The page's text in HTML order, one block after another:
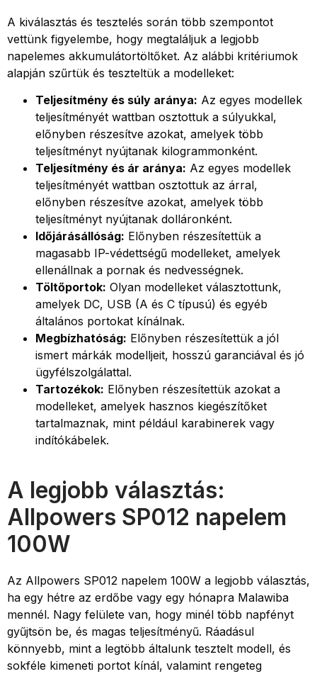
A kiválasztás és tesztelés során több szempontot
vettünk figyelembe, hogy megtaláljuk a legjobb
napelemes akkumulátortöltőket. Az alábbi kritériumok
alapján szűrtük és teszteltük a modelleket:
Teljesítmény és súly aránya: Az egyes modellek
teljesítményét wattban osztottuk a súlyukkal,
előnyben részesítve azokat, amelyek több
teljesítményt nyújtanak kilogrammonként.
Teljesítmény és ár aránya: Az egyes modellek
teljesítményét wattban osztottuk az árral,
előnyben részesítve azokat, amelyek több
teljesítményt nyújtanak dolláronként.
Időjárásállóság: Előnyben részesítettük a
magasabb IP-védettségű modelleket, amelyek
ellenállnak a pornak és nedvességnek.
Töltőportok: Olyan modelleket választottunk,
amelyek DC, USB (A és C típusú) és egyéb
általános portokat kínálnak.
Megbízhatóság: Előnyben részesítettük a jól
ismert márkák modelljeit, hosszú garanciával és jó
ügyfélszolgálattal.
Tartozékok: Előnyben részesítettük azokat a
modelleket, amelyek hasznos kiegészítőket
tartalmaznak, mint például karabinerek vagy
indítókábelek.
A legjobb választás:
Allpowers SP012 napelem
100W
Az Allpowers SP012 napelem 100W a legjobb választás,
ha egy hétre az erdőbe vagy egy hónapra Malawiba
mennél. Nagy felülete van, hogy minél több napfényt
gyűjtsön be, és magas teljesítményű. Ráadásul
könnyebb, mint a legtöbb általunk tesztelt modell, és
sokféle kimeneti portot kínál, valamint rengeteg